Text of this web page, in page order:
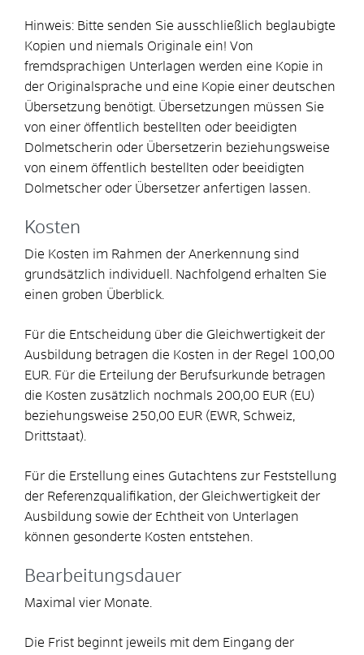
Hinweis: Bitte senden Sie ausschließlich beglaubigte
Kopien und niemals Originale ein! Von
fremdsprachigen Unterlagen werden eine Kopie in
der Originalsprache und eine Kopie einer deutschen
Übersetzung benötigt. Übersetzungen müssen Sie
von einer öffentlich bestellten oder beeidigten
Dolmetscherin oder Übersetzerin beziehungsweise
von einem öffentlich bestellten oder beeidigten
Dolmetscher oder Übersetzer anfertigen lassen.
Kosten
Die Kosten im Rahmen der Anerkennung sind
grundsätzlich individuell. Nachfolgend erhalten Sie
einen groben Überblick.
Für die Entscheidung über die Gleichwertigkeit der
Ausbildung betragen die Kosten in der Regel 100,00
EUR. Für die Erteilung der Berufsurkunde betragen
die Kosten zusätzlich nochmals 200,00 EUR (EU)
beziehungsweise 250,00 EUR (EWR, Schweiz,
Drittstaat).
Für die Erstellung eines Gutachtens zur Feststellung
der Referenzqualifikation, der Gleichwertigkeit der
Ausbildung sowie der Echtheit von Unterlagen
können gesonderte Kosten entstehen.
Bearbeitungsdauer
Maximal vier Monate.
Die Frist beginnt jeweils mit dem Eingang der